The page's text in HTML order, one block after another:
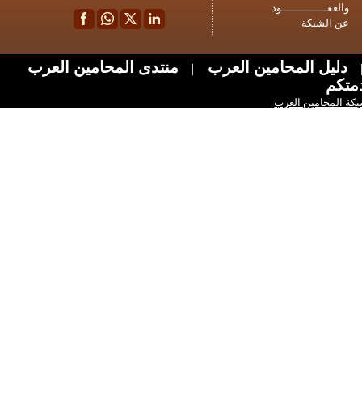
المحامين العرب |
منتدى المحامين العرب
العرب